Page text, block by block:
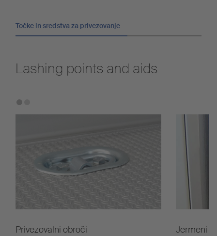
Točke in sredstva za privezovanje
Lashing points and aids
Privezovalni obroči Jermeni